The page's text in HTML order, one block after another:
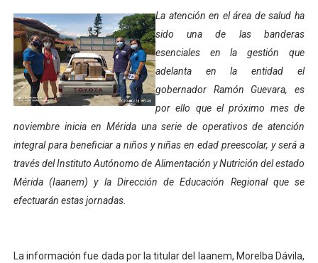
Impulsan plan estratégico de seguridad ciudadana
Mérida impulsa desarrollo económico con taller de
Fomficc consolida alianzas e impulsa la economía
Niños de Estudiantes de Mérida sembraron 110
Corposalud y Secretaría Social fortalecen la atención
Inicia el plan vacacional Venezuela Renace en el
Expertos inspeccionan espacios del OAN para la
La atención en el área de salud ha
sido una de las banderas
esenciales en la gestión que
adelanta en la entidad el
gobernador Ramón Guevara, es
por ello que el próximo mes de
noviembre inicia en Mérida una serie de operativos de atención
integral para beneficiar a niños y niñas en edad preescolar, y será a
través del Instituto Autónomo de Alimentación y Nutrición del estado
Mérida (Iaanem) y la Dirección de Educación Regional que se
efectuarán estas jornadas.
La información fue dada por la titular del Iaanem, Morelba Dávila,